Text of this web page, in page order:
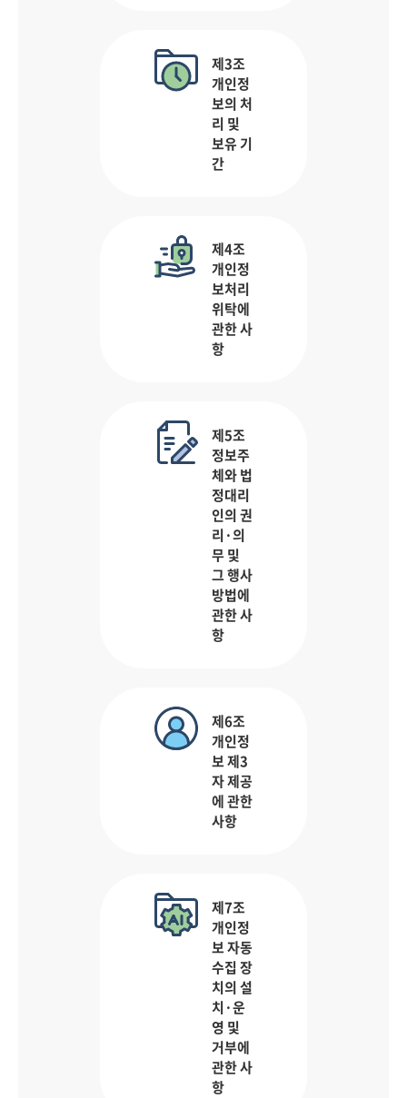
제3조
개인정
보의 처
리 및
보유 기
간
제4조
개인정
보처리
위탁에
관한 사
항
제5조
정보주
체와 법
정대리
인의 권
리·의
무 및
그 행사
방법에
관한 사
항
제6조
개인정
보 제3
자 제공
에 관한
사항
제7조
개인정
보 자동
수집 장
치의 설
치·운
영 및
거부에
관한 사
항